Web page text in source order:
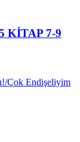
KİTAP 7-9